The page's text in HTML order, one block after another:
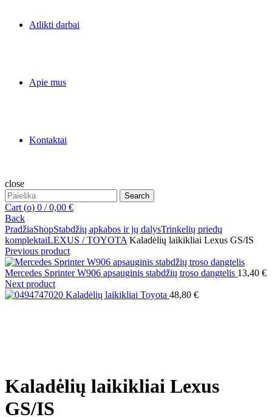
Atlikti darbai
Apie mus
Kontaktai
close
Search
for:
Search
Cart (o) 0 / 0,00 €
Back
PradžiaShopStabdžių apkabos ir jų dalysTrinkelių priedų
komplektaiLEXUS / TOYOTA Kaladėlių laikikliai Lexus GS/IS
Previous product
Mercedes Sprinter W906 apsauginis stabdžių troso dangtelis 13,40 €
Next product
Kaladėlių laikikliai Toyota 48,80 €
Kaladėlių laikikliai Lexus
GS/IS